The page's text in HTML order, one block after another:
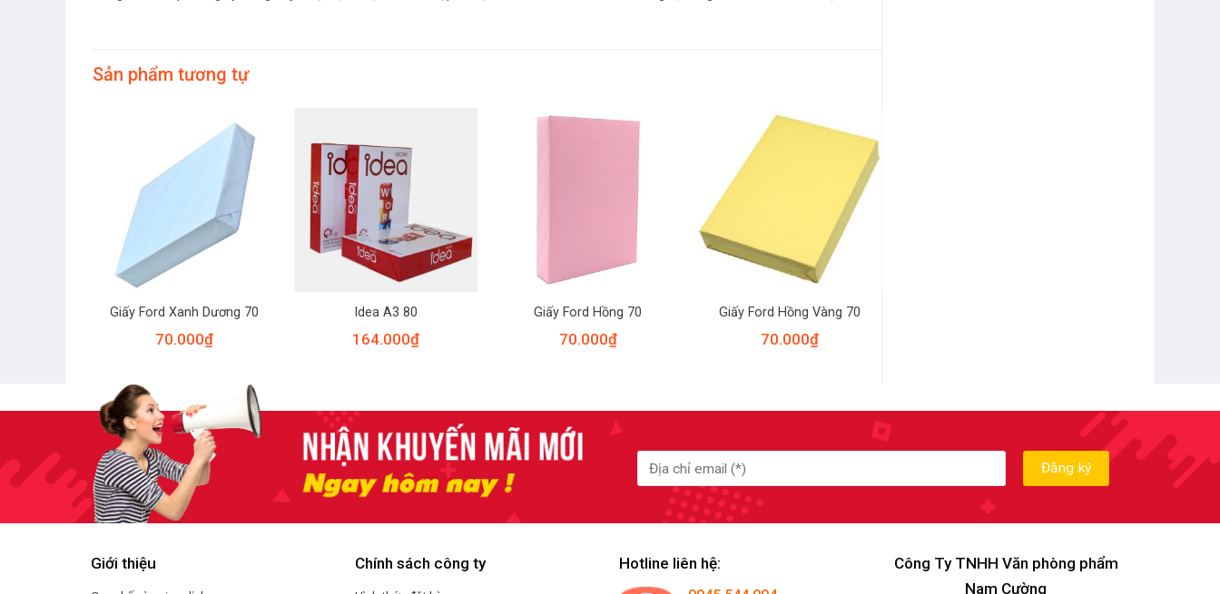
Sản phẩm tương tự
Giấy Ford Xanh Dương 70
70.000₫
Idea A3 80
164.000₫
Giấy Ford Hồng 70
70.000₫
Giấy Ford Hồng Vàng 70
70.000₫
Giới thiệu Chính sách công ty Hotline liên hệ:
Công Ty TNHH Văn phòng phẩm
Nam Cường